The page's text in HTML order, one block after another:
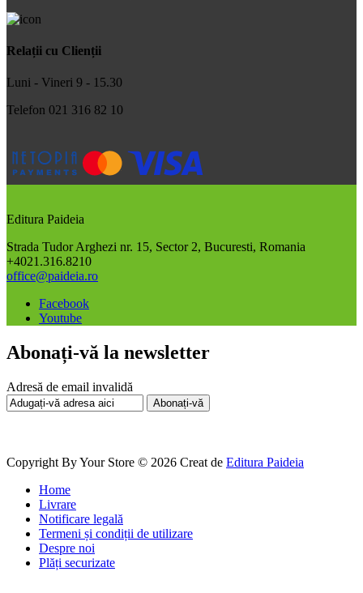
Relații cu Clienții
Luni - Vineri 9 - 15.30
Telefon 021 316 82 10
Editura Paideia
Strada Tudor Arghezi nr. 15, Sector 2, Bucuresti, Romania
+4021.316.8210
office@paideia.ro
Facebook
Youtube
Abonați-vă la newsletter
Adresă de email invalidă
Abonați-vă
Copyright By Your Store © 2026 Creat de Editura Paideia
Home
Livrare
Notificare legală
Termeni și condiții de utilizare
Despre noi
Plăți securizate